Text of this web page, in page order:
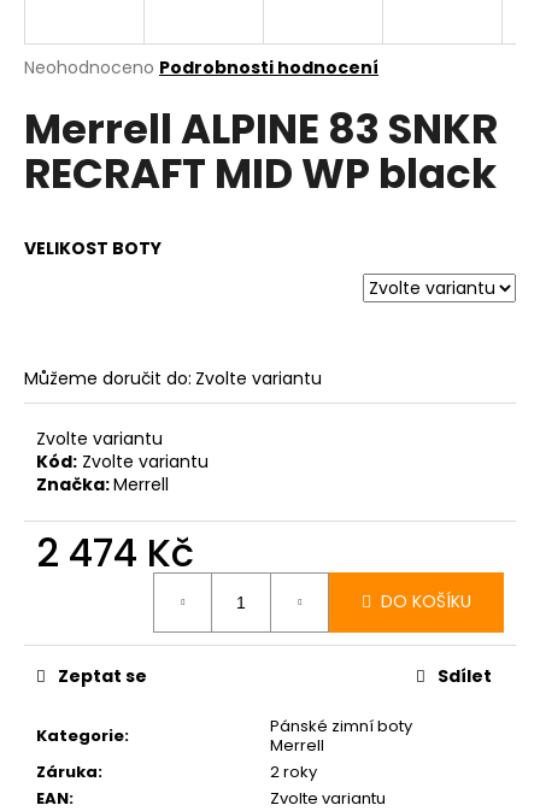
Průměrné
produktu
je
0,0
Neohodnoceno Podrobnosti hodnocení
Merrell ALPINE 83 SNKR
RECRAFT MID WP black
VELIKOST BOTY
Můžeme doručit do: Zvolte variantu
Zvolte variantu
Kód: Zvolte variantu
Značka:Merrell
2 474 Kč
DO KOŠÍKU
Kategorie:
Pánské zimní boty
Merrell
Záruka:
2 roky
EAN:
Zvolte variantu
Zeptat se Sdílet
j
t
?
D
o
p
o
u
u
m
e
BOTY
CRAFT
PACER